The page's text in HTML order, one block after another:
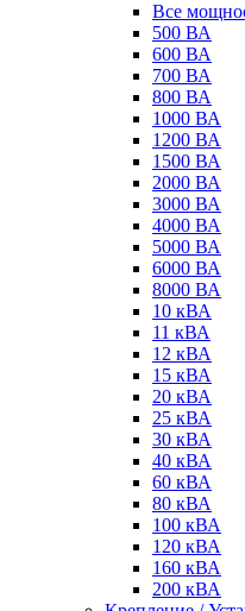
Все
500 ВА
600 ВА
700 ВА
800 ВА
1000 ВА
1200 ВА
1500 ВА
2000 ВА
3000 ВА
4000 ВА
5000 ВА
6000 ВА
8000 ВА
10 кВА
11 кВА
12 кВА
15 кВА
20 кВА
25 кВА
30 кВА
40 кВА
60 кВА
80 кВА
100 кВА
120 кВА
160 кВА
200 кВА